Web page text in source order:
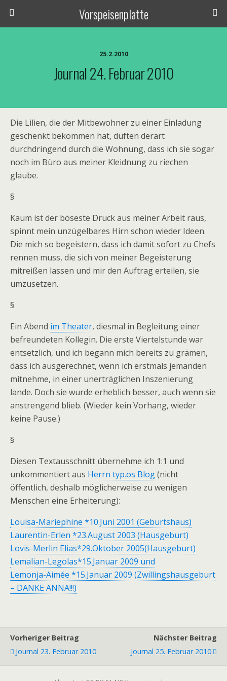
Vorspeisenplatte
25.2.2010
Journal 24. Februar 2010
Die Lilien, die der Mitbewohner zu einer Einladung
geschenkt bekommen hat, duften derart
durchdringend durch die Wohnung, dass ich sie sogar
noch im Büro aus meiner Kleidnung zu riechen
glaube.
§
Kaum ist der böseste Druck aus meiner Arbeit raus,
spinnt mein unzügelbares Hirn schon wieder Ideen.
Die mich so begeistern, dass ich damit sofort zu Chefs
rennen muss, die sich von meiner Begeisterung
mitreißen lassen und mir den Auftrag erteilen, sie
umzusetzen.
§
Ein Abend im Theater, diesmal in Begleitung einer
befreundeten Kollegin. Die erste Viertelstunde war
entsetzlich, und ich begann mich bereits zu grämen,
dass ich ausgerechnet, wenn ich erstmals jemanden
mitnehme, in einer unerträglichen Inszenierung
lande. Doch sie wurde erheblich besser, auch wenn sie
anstrengend blieb. (Wieder kein Vorhang, wieder
keine Pause.)
§
Diesen Textausschnitt übernehme ich 1:1 und
unkommentiert aus Herrn typ.os Blog(nicht
öffentlich, deshalb möglicherweise zu wenigen
Menschen eine Erheiterung):
Louisa-Mariephine *10.Juni 2001 (Geburtshaus)
Laurentin-Erlen *23.August 2003 (Hausgeburt)
Lovis-Merlin Elias*29.Oktober 2005(Hausgeburt)
Lemalian-Legolas*15.Januar 2009 und
Lemonja-Aimée *15.Januar 2009 (Zwillingshausgeburt
– DANKE ANNA!!!)
Vorheriger Beitrag
Journal 23. Februar 2010
Nächster Beitrag
Journal 25. Februar 2010